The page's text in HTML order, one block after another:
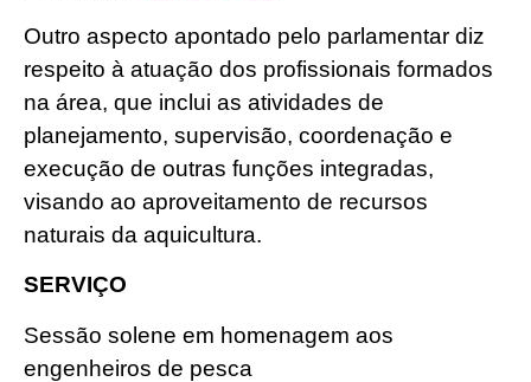
Outro aspecto apontado pelo parlamentar diz
respeito à atuação dos profissionais formados
na área, que inclui as atividades de
planejamento, supervisão, coordenação e
execução de outras funções integradas,
visando ao aproveitamento de recursos
naturais da aquicultura.
SERVIÇO
Sessão solene em homenagem aos
engenheiros de pesca